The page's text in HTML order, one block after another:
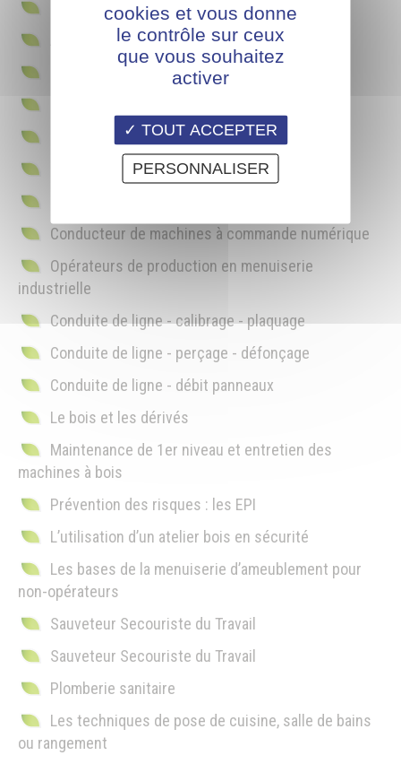
Réparation et retouches
Application de finition sur chaines à plat
Optimiser le coût d'une finition
Gestion des produits de finition
Hygiène, sécurité et environnement en finition
Conducteur de machines à commande numérique
Opérateurs de production en menuiserie
industrielle
Conduite de ligne - calibrage - plaquage
Conduite de ligne - perçage - défonçage
Conduite de ligne - débit panneaux
Le bois et les dérivés
Maintenance de 1er niveau et entretien des
machines à bois
Prévention des risques : les EPI
L’utilisation d’un atelier bois en sécurité
Les bases de la menuiserie d’ameublement pour
non-opérateurs
Sauveteur Secouriste du Travail
Sauveteur Secouriste du Travail
Plomberie sanitaire
Les techniques de pose de cuisine, salle de bains
ou rangement
cookies et vous donne
le contrôle sur ceux
que vous souhaitez
activer
TOUT ACCEPTER
PERSONNALISER